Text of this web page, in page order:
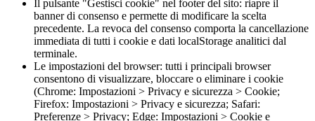
Il pulsante "Gestisci cookie" nel footer del sito: riapre il
banner di consenso e permette di modificare la scelta
precedente. La revoca del consenso comporta la cancellazione
immediata di tutti i cookie e dati localStorage analitici dal
terminale.
Le impostazioni del browser: tutti i principali browser
consentono di visualizzare, bloccare o eliminare i cookie
(Chrome: Impostazioni > Privacy e sicurezza > Cookie;
Firefox: Impostazioni > Privacy e sicurezza; Safari:
Preferenze > Privacy; Edge: Impostazioni > Cookie e